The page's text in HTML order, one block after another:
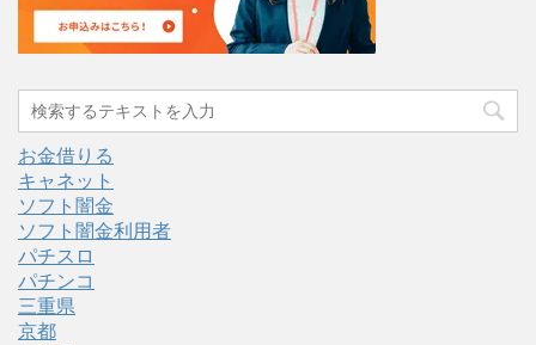
お金借りる
キャネット
ソフト闇金
ソフト闇金利用者
パチスロ
パチンコ
三重県
京都